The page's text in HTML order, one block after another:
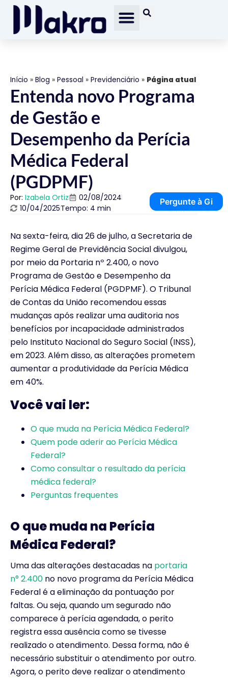
Início » Blog » Pessoal » Previdenciário » Página atual
Entenda novo Programa
de Gestão e
Desempenho da Perícia
Médica Federal
(PGDPMF)
Por: Izabela Ortiz
02/08/2024
10/04/2025Tempo: 4 min
Pergunte à Gi
Na sexta-feira, dia 26 de julho, a Secretaria de
Regime Geral de Previdência Social divulgou,
por meio da Portaria nº 2.400, o novo
Programa de Gestão e Desempenho da
Perícia Médica Federal (PGDPMF). O Tribunal
de Contas da União recomendou essas
mudanças após realizar uma auditoria nos
benefícios por incapacidade administrados
pelo Instituto Nacional do Seguro Social (INSS),
em 2023. Além disso, as alterações prometem
aumentar a produtividade da Perícia Médica
em 40%.
Você vai ler:
O que muda na Perícia Médica Federal?
Quem pode aderir ao Perícia Médica
Federal?
Como consultar o resultado da perícia
médica federal?
Perguntas frequentes
O que muda na Perícia
Médica Federal?
Uma das alterações destacadas na portaria
n° 2.400 no novo programa da Perícia Médica
Federal é a eliminação da pontuação por
faltas. Ou seja, quando um segurado não
comparece à perícia agendada, o perito
registra essa ausência como se tivesse
realizado o atendimento. Dessa forma, não é
necessário substituir o atendimento por outro.
Agora, o perito deve realizar o atendimento